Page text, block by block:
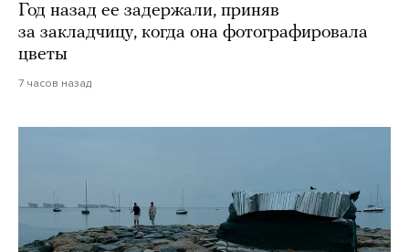
Год назад ее задержали, приняв
за закладчицу, когда она фотографировала
цветы
7 часов назад